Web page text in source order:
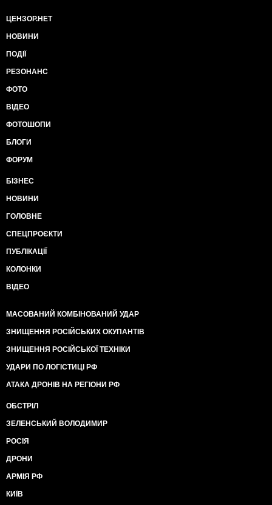
ЦЕНЗОР.НЕТ
НОВИНИ
ПОДІЇ
РЕЗОНАНС
ФОТО
ВІДЕО
ФОТОШОПИ
БЛОГИ
ФОРУМ
БІЗНЕС
НОВИНИ
ГОЛОВНЕ
СПЕЦПРОЄКТИ
ПУБЛІКАЦІЇ
КОЛОНКИ
ВІДЕО
МАСОВАНИЙ КОМБІНОВАНИЙ УДАР
ЗНИЩЕННЯ РОСІЙСЬКИХ ОКУПАНТІВ
ЗНИЩЕННЯ РОСІЙСЬКОЇ ТЕХНІКИ
УДАРИ ПО ЛОГІСТИЦІ РФ
АТАКА ДРОНІВ НА РЕГІОНИ РФ
ОБСТРІЛ
ЗЕЛЕНСЬКИЙ ВОЛОДИМИР
РОСІЯ
ДРОНИ
АРМІЯ РФ
КИЇВ